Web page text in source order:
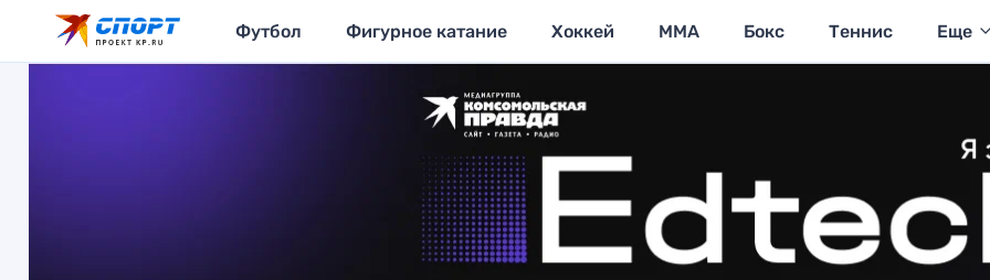
Футбол Фигурное катание Хоккей MMA Бокс Теннис Еще